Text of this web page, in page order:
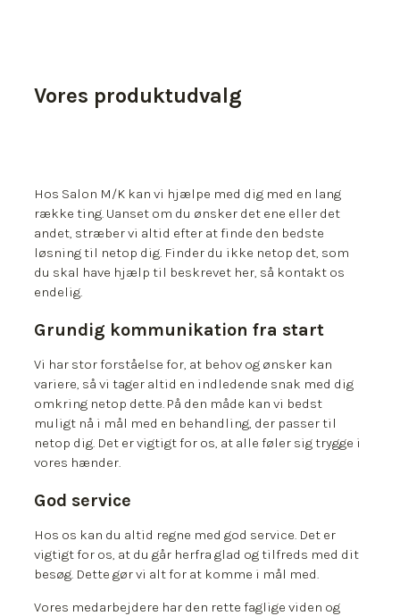
Vores produktudvalg
Hos Salon M/K kan vi hjælpe med dig med en lang
række ting. Uanset om du ønsker det ene eller det
andet, stræber vi altid efter at finde den bedste
løsning til netop dig. Finder du ikke netop det, som
du skal have hjælp til beskrevet her, så kontakt os
endelig.
Grundig kommunikation fra start
Vi har stor forståelse for, at behov og ønsker kan
variere, så vi tager altid en indledende snak med dig
omkring netop dette. På den måde kan vi bedst
muligt nå i mål med en behandling, der passer til
netop dig. Det er vigtigt for os, at alle føler sig trygge i
vores hænder.
God service
Hos os kan du altid regne med god service. Det er
vigtigt for os, at du går herfra glad og tilfreds med dit
besøg. Dette gør vi alt for at komme i mål med.
Vores medarbejdere har den rette faglige viden og